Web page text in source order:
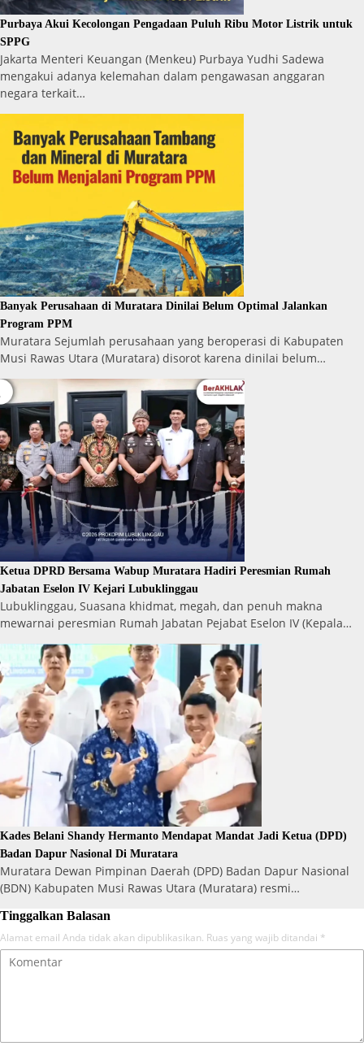
Purbaya Akui Kecolongan Pengadaan Puluh Ribu Motor Listrik untuk
SPPG
Jakarta Menteri Keuangan (Menkeu) Purbaya Yudhi Sadewa
mengakui adanya kelemahan dalam pengawasan anggaran
negara terkait…
Banyak Perusahaan di Muratara Dinilai Belum Optimal Jalankan
Program PPM
Muratara Sejumlah perusahaan yang beroperasi di Kabupaten
Musi Rawas Utara (Muratara) disorot karena dinilai belum…
Ketua DPRD Bersama Wabup Muratara Hadiri Peresmian Rumah
Jabatan Eselon IV Kejari Lubuklinggau
Lubuklinggau, Suasana khidmat, megah, dan penuh makna
mewarnai peresmian Rumah Jabatan Pejabat Eselon IV (Kepala…
Kades Belani Shandy Hermanto Mendapat Mandat Jadi Ketua (DPD)
Badan Dapur Nasional Di Muratara
Muratara Dewan Pimpinan Daerah (DPD) Badan Dapur Nasional
(BDN) Kabupaten Musi Rawas Utara (Muratara) resmi…
Tinggalkan Balasan
Alamat email Anda tidak akan dipublikasikan. Ruas yang wajib ditandai *